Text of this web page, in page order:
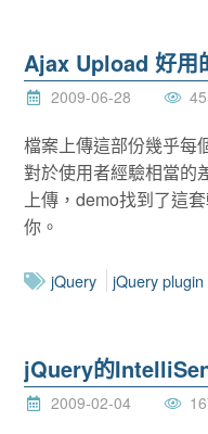
Ajax Upload 好用
2009-06-28
檔案上傳這部份幾乎每
對於使用者經驗相當的
上傳，demo找到了這
你。
jQuery jQuery plugin
jQuery的
2009-02-04